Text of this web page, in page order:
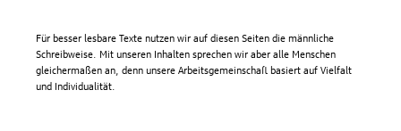
Für besser lesbare Texte nutzen wir auf diesen Seiten die männliche
Schreibweise. Mit unseren Inhalten sprechen wir aber alle Menschen
gleichermaßen an, denn unsere Arbeitsgemeinschaft basiert auf Vielfalt
und Individualität.